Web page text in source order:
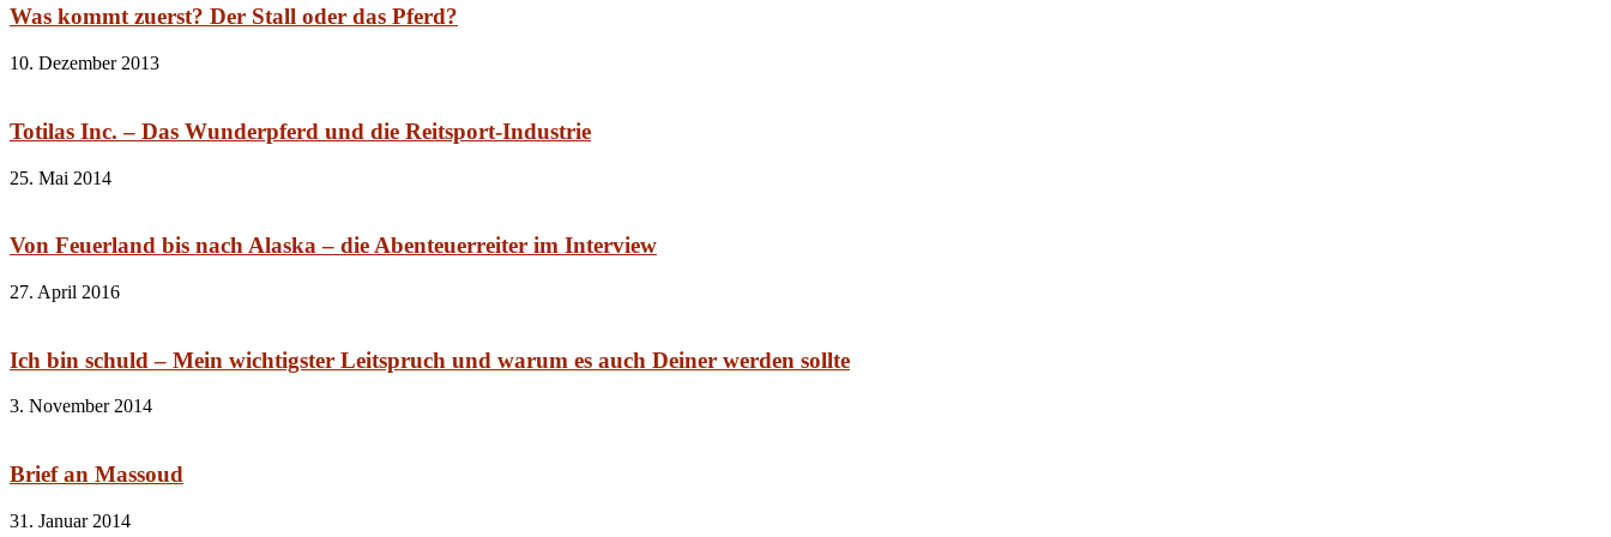
Was kommt zuerst? Der Stall oder das Pferd?
10. Dezember 2013
Totilas Inc. – Das Wunderpferd und die Reitsport-Industrie
25. Mai 2014
Von Feuerland bis nach Alaska – die Abenteuerreiter im Interview
27. April 2016
Ich bin schuld – Mein wichtigster Leitspruch und warum es auch Deiner werden sollte
3. November 2014
Brief an Massoud
31. Januar 2014